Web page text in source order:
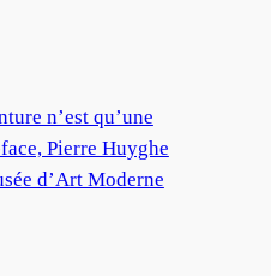
n’est qu’une
Pierre Huyghe
d’Art Moderne